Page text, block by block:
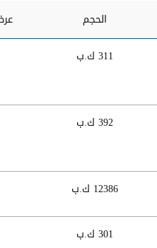
الحجم
311 ك.ب
392 ك.ب
12386 ك.ب
301 ك.ب